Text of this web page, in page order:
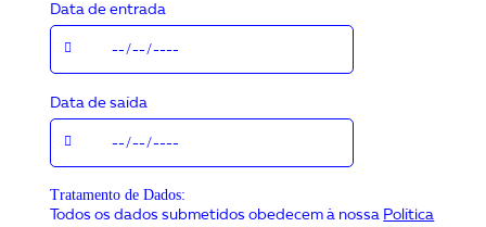
Data de entrada
Data de saída
Tratamento de Dados:
Todos os dados submetidos obedecem à nossa Política